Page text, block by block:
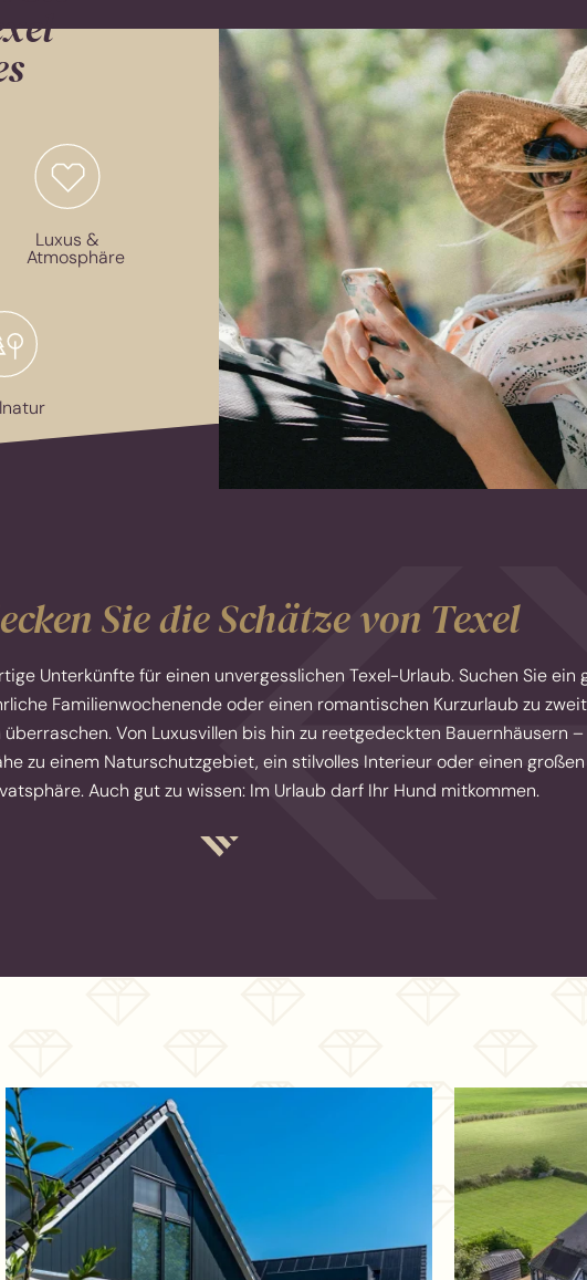
Luxus &
Atmosphäre
Sie die Schätze von Texel
Unterkünfte für einen unvergesslichen Texel-Urlaub. Suchen Sie ein
Familienwochenende oder einen romantischen Kurzurlaub zu
Von Luxusvillen bis hin zu reetgedeckten Bauernhäusern
zu einem Naturschutzgebiet, ein stilvolles Interieur oder einen
Auch gut zu wissen: Im Urlaub darf Ihr Hund mitkommen.